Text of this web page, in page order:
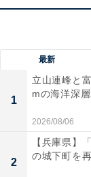
続も自由自在
インテリアに
のホワイト
ポートしてく
ユーザーから
た」「純正品
届いています
最新
1
立山連峰と
mの海洋深
2026/08/06
2
【兵庫県】
の城下町を